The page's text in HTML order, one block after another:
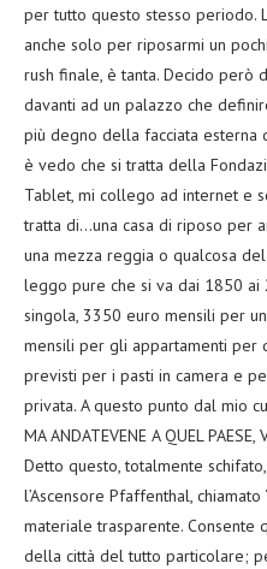
per tutto questo stesso periodo.
anche solo per riposarmi un
rush finale, è tanta. Decido però
davanti ad un palazzo che
più degno della facciata esterna
è vedo che si tratta della
Tablet, mi collego ad internet e
tratta di…una casa di riposo per
una mezza reggia o qualcosa
leggo pure che si va dai 1850 ai
singola, 3350 euro mensili per
mensili per gli appartamenti per
previsti per i pasti in camera e
privata. A questo punto dal mio
MA ANDATEVENE A QUEL
Detto questo, totalmente
l’Ascensore Pfaffenthal,
materiale trasparente. Consente
della città del tutto particolare;